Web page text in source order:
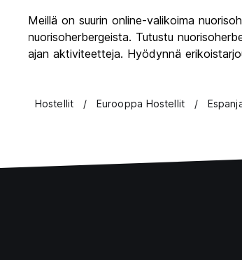
Meillä on suurin online-valikoima
nuorisoherbergeista. Tutustu
ajan aktiviteetteja. Hyödynnä
Hostellit Eurooppa Hostellit